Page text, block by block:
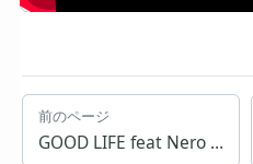
前のページ
GOOD LIFE feat Nero / Luca Agnelli